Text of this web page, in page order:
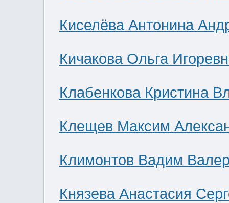
Киселёва Антонина
Кичакова Ольга
Клабенкова Кристина
Клещев Максим
Климонтов Вадим
Князева Анастасия